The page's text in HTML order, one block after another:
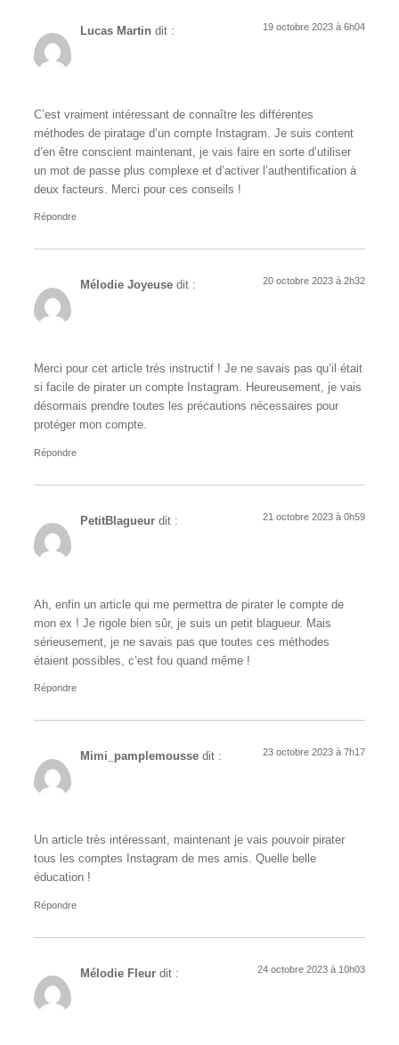
Lucas Martin dit : 19 octobre 2023 à 6h04
C’est vraiment intéressant de connaître les différentes
méthodes de piratage d’un compte Instagram. Je suis content
d’en être conscient maintenant, je vais faire en sorte d’utiliser
un mot de passe plus complexe et d’activer l’authentification à
deux facteurs. Merci pour ces conseils !
Répondre
Mélodie Joyeuse dit : 20 octobre 2023 à 2h32
Merci pour cet article très instructif ! Je ne savais pas qu’il était
si facile de pirater un compte Instagram. Heureusement, je vais
désormais prendre toutes les précautions nécessaires pour
protéger mon compte.
Répondre
PetitBlagueur dit : 21 octobre 2023 à 0h59
Ah, enfin un article qui me permettra de pirater le compte de
mon ex ! Je rigole bien sûr, je suis un petit blagueur. Mais
sérieusement, je ne savais pas que toutes ces méthodes
étaient possibles, c’est fou quand même !
Répondre
Mimi_pamplemousse dit : 23 octobre 2023 à 7h17
Un article très intéressant, maintenant je vais pouvoir pirater
tous les comptes Instagram de mes amis. Quelle belle
éducation !
Répondre
Mélodie Fleur dit : 24 octobre 2023 à 10h03